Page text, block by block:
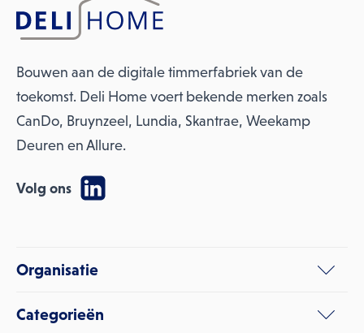
Bouwen aan de digitale timmerfabriek van de
toekomst. Deli Home voert bekende merken zoals
CanDo, Bruynzeel, Lundia, Skantrae, Weekamp
Deuren en Allure.
Volg ons
Organisatie
Categorieën